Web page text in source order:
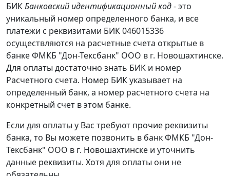
БИКБанковский идентификационный код- это
уникальный номер определенного банка, и все
платежи с реквизитами БИК 046015336
осуществляются на расчетные счета открытые в
банке ФМКБ "Дон-Тексбанк" ООО в г. Новошахтинске.
Для оплаты достаточно знать БИК и номер
Расчетного счета. Номер БИК указывает на
определенный банк, а номер расчетного счета на
конкретный счет в этом банке.
Если для оплаты у Вас требуют прочие реквизиты
банка, то Вы можете позвонить в банк ФМКБ "Дон-
Тексбанк" ООО в г. Новошахтинске и уточнить
данные реквизиты. Хотя для оплаты они не